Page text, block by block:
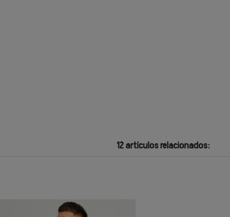
12 artículos relacionados: